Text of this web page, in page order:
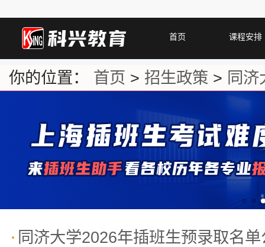
首页 课程安排
你的位置： 首页 > 招生政策 > 同济
同济大学2026年插班生预录取名